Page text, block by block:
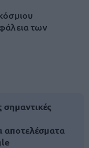
των
αποτελέσματα